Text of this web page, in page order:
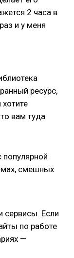
2 часа в
и у меня
ресурс,
вам туда
популярной
смешных
сервисы. Если
по работе
—